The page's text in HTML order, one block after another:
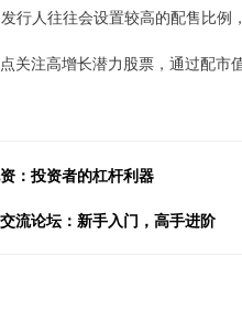
行人往往会设置较高的配售比例
关注高增长潜力股票，通过配市
：投资者的杠杆利器
流论坛：新手入门，高手进阶